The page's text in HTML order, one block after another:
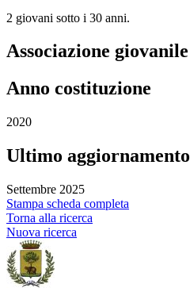
2 giovani sotto i 30 anni.
Associazione giovanile
Anno costituzione
2020
Ultimo aggiornamento
Settembre 2025
Stampa scheda completa
Torna alla ricerca
Nuova ricerca